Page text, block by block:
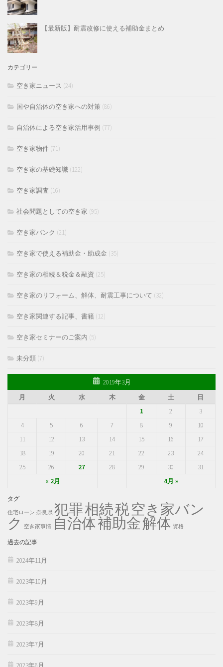
【最新版】耐震改修に使える補助金まとめ
カテゴリー
空き家ニュース (24)
国や自治体の空き家への対策 (86)
自治体による空き家活用事例 (77)
空き家物件 (71)
空き家の基礎知識 (122)
空き家調査 (16)
社会問題としての空き家 (95)
空き家バンク (21)
空き家で使える補助金・助成金 (35)
空き家の相続＆税金＆融資 (25)
空き家のリフォーム、解体、耐震工事について (32)
空き家関連する記事、書籍 (12)
空き家セミナーのご案内 (5)
未分類 (7)
2019年3月
月
火 水 木 金 土 日
« 2月 4月 »
1 2
3
4
5 6 7 8 9
10
11
12 13 14 15 16
17
18
19 20 21 22 23
24
25
26 27 28 29 30 31
タグ
住宅ローン 奈良県 犯罪相続税空き家バン
ク 空き家事情 自治体補助金解体 資格
過去の記事
2024年11月
2023年10月
2023年9月
2023年8月
2023年7月
2023年6月